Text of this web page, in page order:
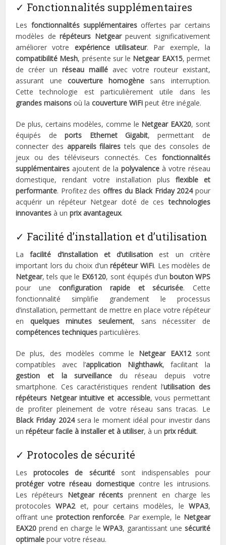
✓ Fonctionnalités supplémentaires
Les fonctionnalités supplémentairesoffertes par certains
modèles derépéteurs Netgearpeuvent significativement
améliorer votre expérience utilisateur. Par exemple, la
compatibilité Mesh, présente sur le Netgear EAX15, permet
de créer unréseau maillé avec votre routeur existant,
assurant une couverture homogène sans interruption.
Cette technologie est particulièrement utile dans les
grandes maisons où lacouverture WiFi peut être inégale.
De plus, certains modèles, comme le Netgear EAX20, sont
équipés deports Ethernet Gigabit, permettant de
connecter des appareils filaires tels que des consoles de
jeux ou des téléviseurs connectés. Ces fonctionnalités
supplémentaires ajoutent de la polyvalenceà votre réseau
domestique, rendant votre installation plus flexible et
performante. Profitez des offres du Black Friday 2024pour
acquérir un répéteur Netgear doté de cestechnologies
innovantes à unprix avantageux.
✓ Facilité d’installation et d’utilisation
Lafacilité d’installation et d’utilisation est un critère
important lors du choix d’unrépéteur WiFi. Les modèles de
Netgear, tels que le EX6120, sont équipés d’un bouton WPS
pour uneconfiguration rapide et sécurisée. Cette
fonctionnalité simplifie grandement le processus
d’installation, permettant de mettre en place votre répéteur
en quelques minutes seulement, sans nécessiter de
compétences techniques particulières.
De plus, des modèles comme le Netgear EAX12sont
compatibles avec l’application Nighthawk, facilitant la
gestion et la surveillance du réseau depuis votre
smartphone. Ces caractéristiques rendent l’utilisation des
répéteurs Netgear intuitive et accessible, vous permettant
de profiter pleinement de votre réseau sans tracas. Le
Black Friday 2024sera le moment idéal pour investir dans
unrépéteur facile à installer et à utiliser, à unprix réduit.
✓ Protocoles de sécurité
Lesprotocoles de sécuritésont indispensables pour
protéger votre réseau domestiquecontre les intrusions.
Les répéteurs Netgear récents prennent en charge les
protocolesWPA2et, pour certains modèles, le WPA3,
offrant une protection renforcée. Par exemple, le Netgear
EAX20 prend en charge leWPA3, garantissant une sécurité
optimale pour votre réseau.